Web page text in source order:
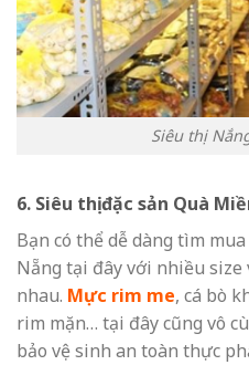
Siêu thị
6. Siêu thị đặc sản Quà
Bạn có thể dễ dàng tìm
Nẵng tại đây với nhiều size
nhau. Mực rim me, cá bò
rim mặn… tại đây cũng vô
bảo vệ sinh an toàn thực